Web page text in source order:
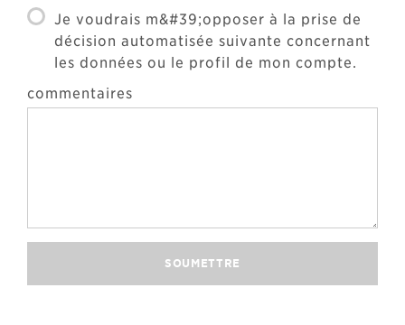
Je voudrais m&#39;opposer à la prise de
décision automatisée suivante concernant
les données ou le profil de mon compte.
commentaires
SOUMETTRE